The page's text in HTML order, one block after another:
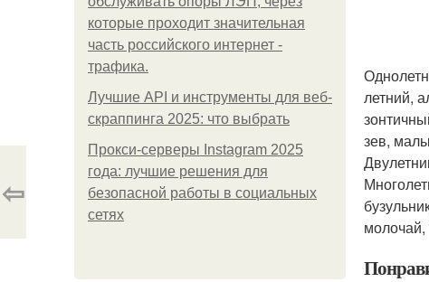
которые проходит значительная
часть российского интернет -
трафика.
Лучшие API и инструменты для веб-
скраппинга 2025: что выбрать
Прокси-серверы Instagram 2025
года: лучшие решения для
безопасной работы в социальных
сетях
летний,
зев,
⇦